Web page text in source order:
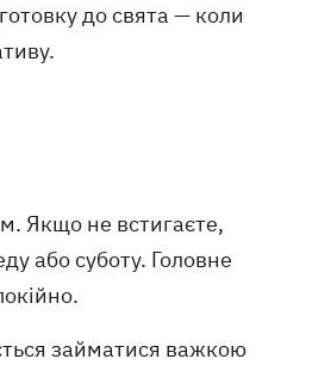
до свята — коли
Якщо не встигаєте,
або суботу. Головне
займатися важкою